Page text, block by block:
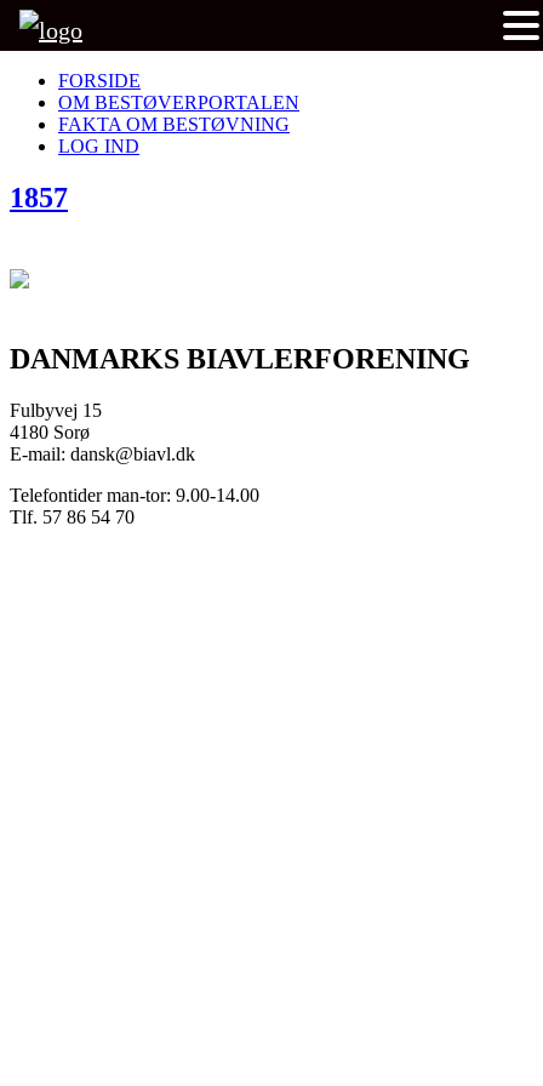
FORSIDE
OM BESTØVERPORTALEN
FAKTA OM BESTØVNING
LOG IND
1857
DANMARKS BIAVLERFORENING
Fulbyvej 15
4180 Sorø
E-mail: dansk@biavl.dk
Telefontider man-tor: 9.00-14.00
Tlf. 57 86 54 70